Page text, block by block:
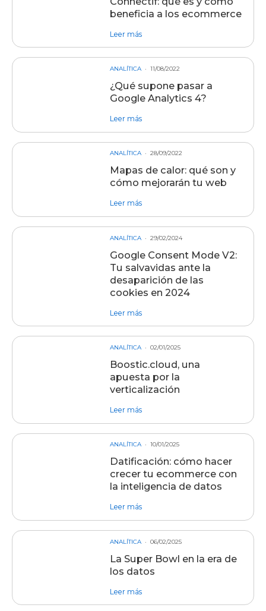
beneficia a los ecommerce
Leer mássobre entrada Connectif: qué es y
ANALÍTICA 11/08/2022
¿Qué supone pasar a
Google Analytics 4?
Leer mássobre entrada ¿Qué supone pasar
ANALÍTICA 28/09/2022
Mapas de calor: qué son y
cómo mejorarán tu web
Leer mássobre entrada Mapas de calor:
ANALÍTICA 29/02/2024
Google Consent Mode V2:
Tu salvavidas ante la
desaparición de las
cookies en 2024
Leer mássobre entrada Google Consent
ANALÍTICA 02/01/2025
Boostic.cloud, una
apuesta por la
verticalización
Leer mássobre entrada Boostic.cloud, una
ANALÍTICA 10/01/2025
Datificación: cómo hacer
crecer tu ecommerce con
la inteligencia de datos
Leer mássobre entrada Datificación: cómo
ANALÍTICA 06/02/2025
La Super Bowl en la era de
los datos
Leer mássobre entrada La Super Bowl en la